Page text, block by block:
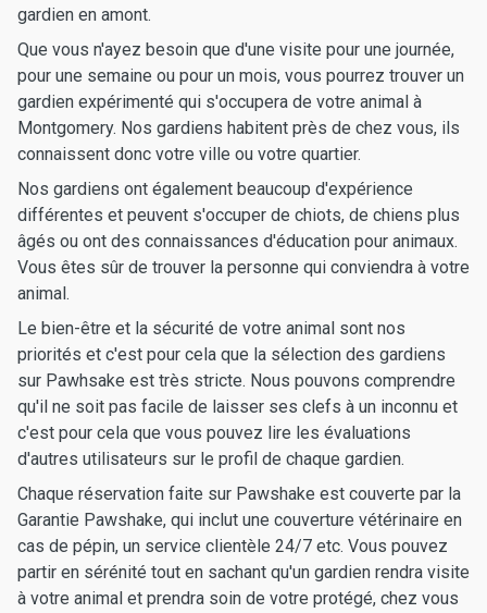
gardien en amont.
Que vous n'ayez besoin que d'une visite pour une journée,
pour une semaine ou pour un mois, vous pourrez trouver un
gardien expérimenté qui s'occupera de votre animal à
Montgomery. Nos gardiens habitent près de chez vous, ils
connaissent donc votre ville ou votre quartier.
Nos gardiens ont également beaucoup d'expérience
différentes et peuvent s'occuper de chiots, de chiens plus
âgés ou ont des connaissances d'éducation pour animaux.
Vous êtes sûr de trouver la personne qui conviendra à votre
animal.
Le bien-être et la sécurité de votre animal sont nos
priorités et c'est pour cela que la sélection des gardiens
sur Pawhsake est très stricte. Nous pouvons comprendre
qu'il ne soit pas facile de laisser ses clefs à un inconnu et
c'est pour cela que vous pouvez lire les évaluations
d'autres utilisateurs sur le profil de chaque gardien.
Chaque réservation faite sur Pawshake est couverte par la
Garantie Pawshake, qui inclut une couverture vétérinaire en
cas de pépin, un service clientèle 24/7 etc. Vous pouvez
partir en sérénité tout en sachant qu'un gardien rendra visite
à votre animal et prendra soin de votre protégé, chez vous